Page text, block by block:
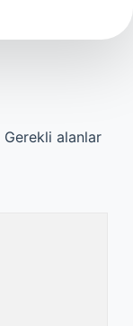
Gerekli alanlar